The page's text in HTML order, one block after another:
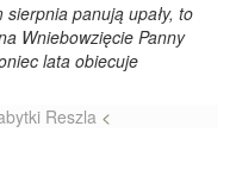
panują upały, to
Wniebowzięcie Panny
lata obiecuje
Reszla <